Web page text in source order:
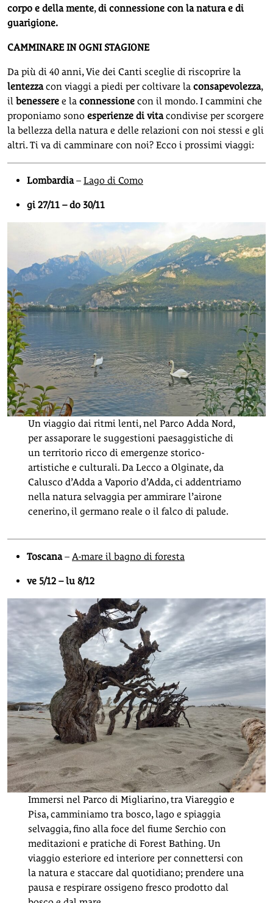
corpo e della mente,di connessione con la natura e di
guarigione.
CAMMINARE IN OGNI STAGIONE
Da più di 40 anni, Vie dei Canti sceglie di riscoprire la
lentezzacon viaggi a piedi per coltivare la consapevolezza,
il benessere e la connessione con il mondo. I cammini che
proponiamo sono esperienze di vitacondivise per scorgere
la bellezza della natura e delle relazioni con noi stessi e gli
altri. Ti va di camminare con noi? Ecco i prossimi viaggi:
Lombardia– Lago di Como
gi 27/11 – do 30/11
Un viaggio dai ritmi lenti, nel Parco Adda Nord,
per assaporare le suggestioni paesaggistiche di
un territorio ricco di emergenze storico-
artistiche e culturali. Da Lecco a Olginate, da
Calusco d’Adda a Vaporio d’Adda, ci addentriamo
nella natura selvaggia per ammirare l’airone
cenerino, il germano reale o il falco di palude.
Toscana– A-mare il bagno di foresta
ve 5/12 – lu 8/12
Immersi nel Parco di Migliarino, tra Viareggio e
Pisa, camminiamo tra bosco, lago e spiaggia
selvaggia, fino alla foce del fiume Serchio con
meditazioni e pratiche di Forest Bathing. Un
viaggio esteriore ed interiore per connettersi con
la natura e staccare dal quotidiano; prendere una
pausa e respirare ossigeno fresco prodotto dal